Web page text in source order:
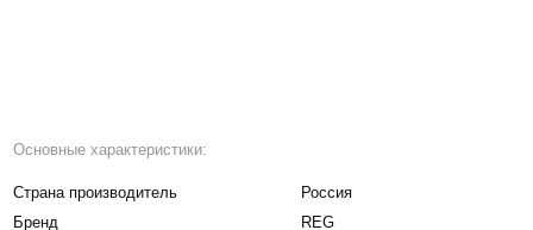
Основные характеристики:
Страна производитель
Россия
Бренд
REG